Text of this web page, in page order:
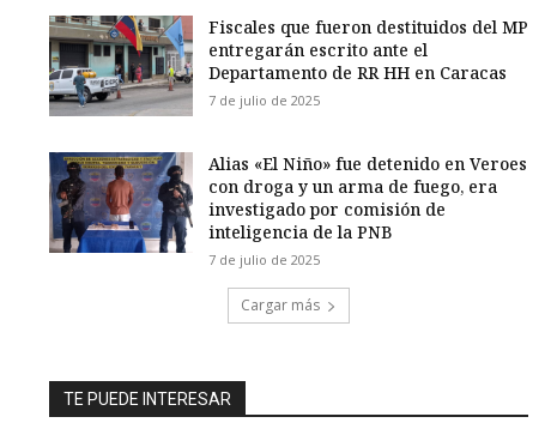
Fiscales que fueron destituidos del MP
entregarán escrito ante el
Departamento de RR HH en Caracas
7 de julio de 2025
Alias «El Niño» fue detenido en Veroes
con droga y un arma de fuego, era
investigado por comisión de
inteligencia de la PNB
7 de julio de 2025
Cargar más
TE PUEDE INTERESAR